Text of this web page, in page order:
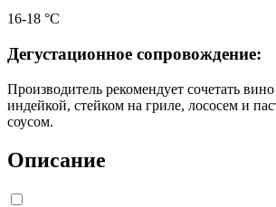
16-18 °С
Дегустационное сопровождение:
Производитель рекомендует сочетать
индейкой, стейком на гриле, лососем и
соусом.
Описание